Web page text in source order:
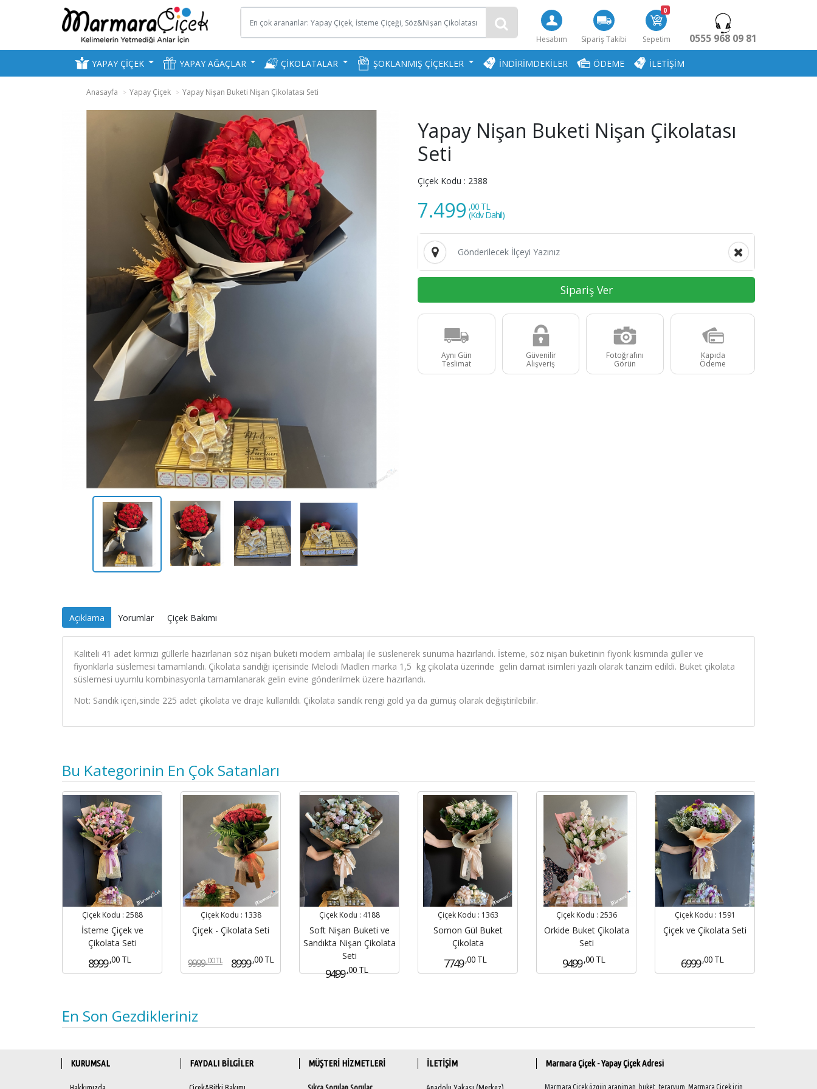
Hesabım Sipariş Takibi
0
Sepetim 0555 968 09 81
YAPAY ÇİÇEK YAPAY AĞAÇLAR ÇİKOLATALAR ŞOKLANMIŞ ÇİÇEKLER İNDİRİMDEKİLER ÖDEME İLETİŞİM
Anasayfa Yapay Çiçek Yapay Nişan Buketi Nişan Çikolatası Seti
Yapay Nişan Buketi Nişan Çikolatası
Seti
Çiçek Kodu : 2388
7.499 ,00 TL
(Kdv Dahil)
Sipariş Ver
Aynı Gün
Teslimat
Güvenilir
Alışveriş
Fotoğrafını
Görün
Kapıda
Ödeme
Açıklama Yorumlar Çiçek Bakımı
Kaliteli 41 adet kırmızı güllerle hazırlanan söz nişan buketi modern ambalaj ile süslenerek sunuma hazırlandı. İsteme, söz nişan buketinin fiyonk kısmında güller ve
fiyonklarla süslemesi tamamlandı. Çikolata sandığı içerisinde Melodi Madlen marka 1,5 kg çikolata üzerinde gelin damat isimleri yazılı olarak tanzim edildi. Buket çikolata
süslemesi uyumlu kombinasyonla tamamlanarak gelin evine gönderilmek üzere hazırlandı.
Not: Sandık içeri,sinde 225 adet çikolata ve draje kullanıldı. Çikolata sandık rengi gold ya da gümüş olarak değiştirilebilir.
Bu Kategorinin En Çok Satanları
Çiçek Kodu : 2588
İsteme Çiçek ve
Çikolata Seti
8999 ,00 TL
Çiçek Kodu : 1338
Çiçek - Çikolata Seti
9999,00 TL 8999 ,00 TL
Çiçek Kodu : 4188
Soft Nişan Buketi ve
Sandıkta Nişan Çikolata
Seti
9499 ,00 TL
Çiçek Kodu : 1363
Somon Gül Buket
Çikolata
7749 ,00 TL
Çiçek Kodu : 2536
Orkide Buket Çikolata
Seti
9499 ,00 TL
Çiçek Kodu : 1591
Çiçek ve Çikolata Seti
6999 ,00 TL
En Son Gezdikleriniz
KURUMSAL FAYDALI BİLGİLER MÜŞTERİ HİZMETLERİ İLETİŞİM Marmara Çiçek - Yapay Çiçek Adresi
Marmara Çiçek özgün aranjman, buket, teraryum, Marmara Çiçek için